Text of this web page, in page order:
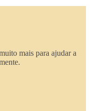
mais para ajudar a